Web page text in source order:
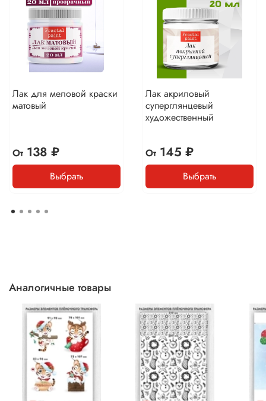
Лак для меловой краски
матовый
От138 ₽
Выбрать
Лак акриловый
суперглянцевый
художественный
От145 ₽
Выбрать
Аналогичные товары